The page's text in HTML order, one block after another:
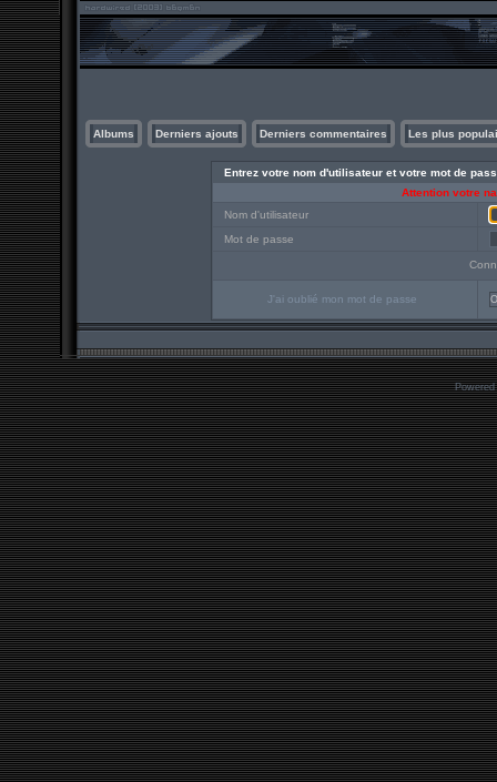
Albums Derniers ajouts Derniers commentaires Les plus
Entrez votre nom d'utilisateur et votre mot de
Attention votre
Nom d'utilisateur
Mot de passe
J'ai oublié mon mot de passe